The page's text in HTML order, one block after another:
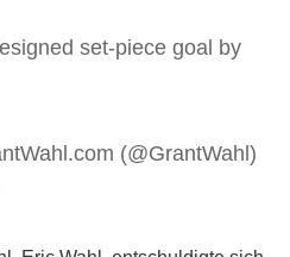
set-piece goal by
(@GrantWahl)